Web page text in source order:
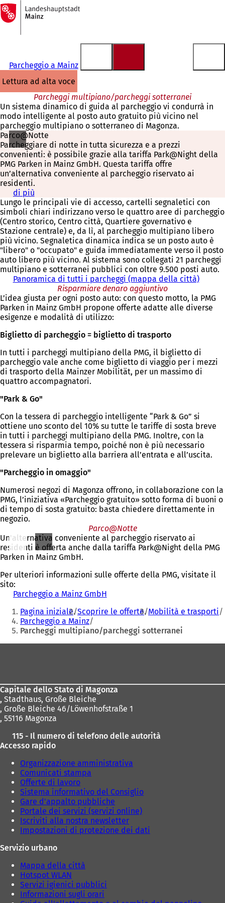
Vai al contenuto
Alla
pagina
iniziale
Parcheggio a Mainz
lettura ad alta voce
Parcheggi multipiano/parcheggi sotterranei
Un sistema dinamico di guida al parcheggio vi condurrà in
modo intelligente al posto auto gratuito più vicino nel
parcheggio multipiano o sotterraneo di Magonza.
Parco@Notte
Parcheggiare di notte in tutta sicurezza e a prezzi
convenienti: è possibile grazie alla tariffa Park@Night della
PMG Parken in Mainz GmbH. Questa tariffa offre
un’alternativa conveniente al parcheggio riservato ai
residenti.
di più
S
i
a
p
r
e
i
n
u
a
n
u
v
s
c
h
e
d
a
)
Lungo le principali vie di accesso, cartelli segnaletici con
simboli chiari indirizzano verso le quattro aree di parcheggio
(Centro storico, Centro città, Quartiere governativo e
Stazione centrale) e, da lì, al parcheggio multipiano libero
più vicino. Segnaletica dinamica indica se un posto auto è
"libero" o "occupato" e guida immediatamente verso il posto
auto libero più vicino. Al sistema sono collegati 21 parcheggi
multipiano e sotterranei pubblici con oltre 9.500 posti auto.
Panoramica di tutti i parcheggi (mappa della città)
Risparmiare denaro aggiuntivo
L’idea giusta per ogni posto auto: con questo motto, la PMG
Parken in Mainz GmbH propone offerte adatte alle diverse
esigenze e modalità di utilizzo:
Biglietto di parcheggio = biglietto di trasporto
In tutti i parcheggi multipiano della PMG, il biglietto di
parcheggio vale anche come biglietto di viaggio per i mezzi
di trasporto della Mainzer Mobilität, per un massimo di
quattro accompagnatori.
"Park & Go"
Con la tessera di parcheggio intelligente “Park & Go” si
ottiene uno sconto del 10% su tutte le tariffe di sosta breve
in tutti i parcheggi multipiano della PMG. Inoltre, con la
tessera si risparmia tempo, poiché non è più necessario
prelevare un biglietto alla barriera all’entrata e all’uscita.
"Parcheggio in omaggio"
Numerosi negozi di Magonza offrono, in collaborazione con la
PMG, l’iniziativa «Parcheggio gratuito» sotto forma di buoni o
di tempo di sosta gratuito: basta chiedere direttamente in
negozio.
Parco@Notte
Un'alternativa conveniente al parcheggio riservato ai
residenti è offerta anche dalla tariffa Park@Night della PMG
Parken in Mainz GmbH.
Per ulteriori informazioni sulle offerte della PMG, visitate il
sito:
Parcheggio a Mainz GmbH
i
p
r
n
n
v
c
d
a
)
Siete
qui:
Pagina iniziale Scoprire le offerte Mobilità e trasporti
Parcheggio a Mainz
Parcheggi multipiano/parcheggi sotterranei
Capitale dello Stato di Magonza
, Stadthaus, Große Bleiche
, Große Bleiche 46/Löwenhofstraße 1
, 55116 Magonza
115 - Il numero di telefono delle autorità
Accesso rapido
Organizzazione amministrativa
Comunicati stampa
Offerte di lavoro
Sistema informativo del Consiglio
Gare d'appalto pubbliche
Portale dei servizi (servizi online)
Iscriviti alla nostra newsletter
Impostazioni di protezione dei dati
Servizio urbano
Mappa della città
Hotspot WLAN
Servizi igienici pubblici
Informazioni sugli orari